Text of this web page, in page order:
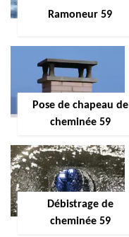
Ramoneur 59
Pose de chapeau de
cheminée 59
Débistrage de
cheminée 59